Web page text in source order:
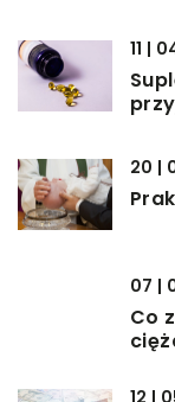
11 |
20 |
07 |
Co
12 |